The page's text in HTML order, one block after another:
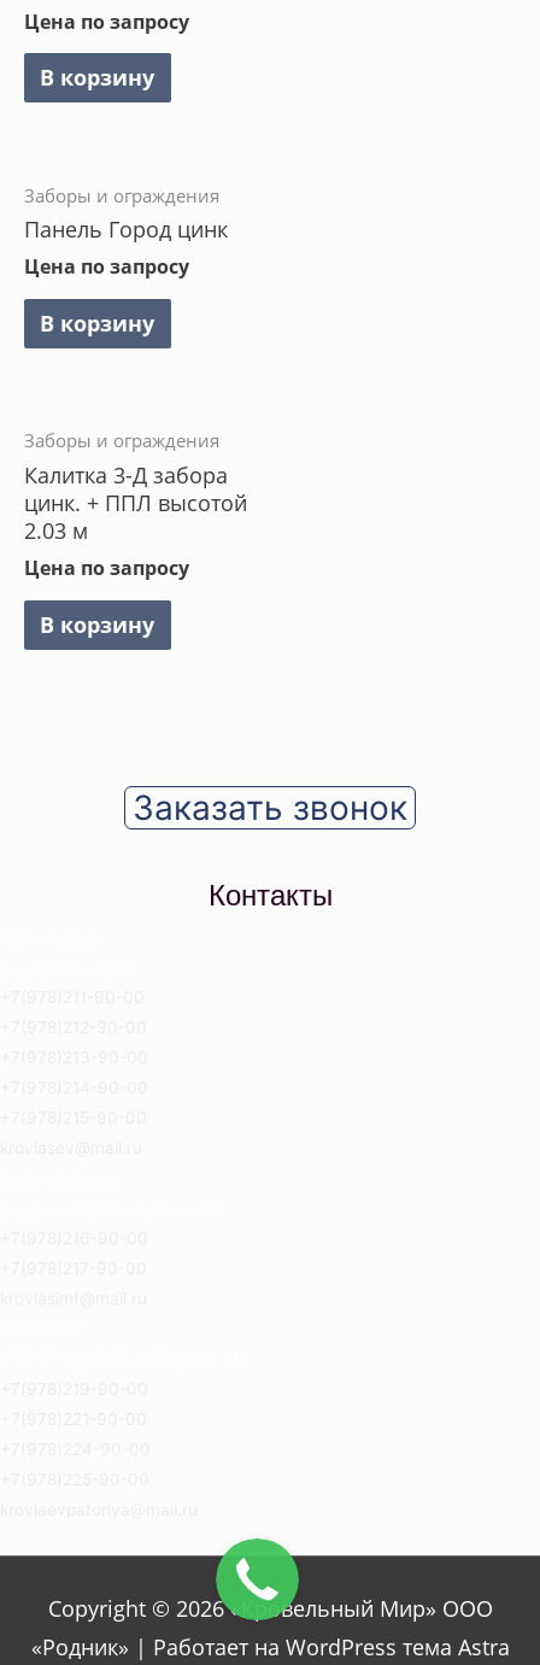
Цена по запросу
В корзину
Заборы и ограждения
Панель Город цинк
Цена по запросу
В корзину
Заборы и ограждения
Калитка 3-Д забора
цинк. + ППЛ высотой
2.03 м
Цена по запросу
В корзину
Заказать звонок
Контакты
Copyright © 2026 «Кровельный Мир» ООО
«Родник» | Работает на WordPress тема Astra